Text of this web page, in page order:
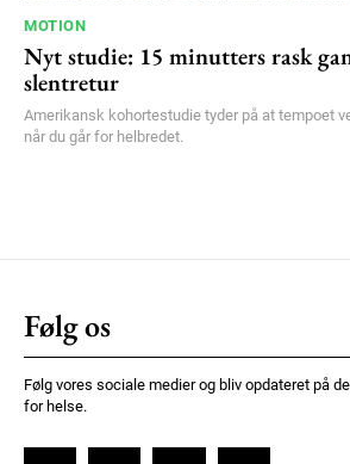
MOTION
Nyt studie: 15 minutters rask
slentretur
Amerikansk kohortestudie tyder på at tempoet
når du går for helbredet.
Følg os
Følg vores sociale medier og bliv opdateret på
for helse.